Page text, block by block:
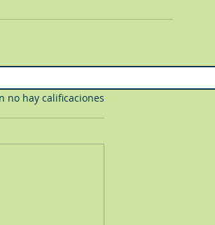
no hay calificaciones